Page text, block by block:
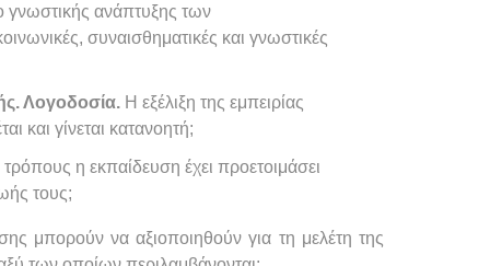
γνωστικής ανάπτυξης των
συναισθηματικές και γνωστικές
Λογοδοσία. Η εξέλιξη της εμπειρίας
και γίνεται κατανοητή;
η εκπαίδευση έχει προετοιμάσει
τους;
μπορούν να αξιοποιηθούν για τη μελέτη της